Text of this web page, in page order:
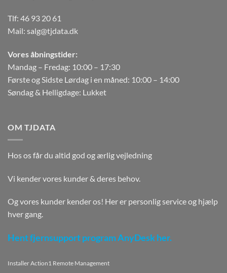
Tlf: 46 93 20 61
Mail: salg@tjdata.dk
Vores åbningstider:
Mandag – Fredag: 10:00 – 17:30
Første og Sidste Lørdag i en måned: 10:00 – 14:00
Søndag & Helligdage: Lukket
OM TJDATA
Hos os får du altid god og ærlig vejledning
Vi kender vores kunder & deres behov.
Og vores kunder kender os! Her er personlig service og hjælp
hver gang.
Hent fjernsupport program AnyDesk her.
Installer Action1 Remote Management